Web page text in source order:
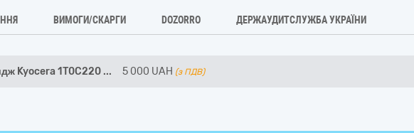
ВИМОГИ/СКАРГИ DOZORRO ДЕРЖАУДИТСЛУЖБА УКРАЇНИ
Kyocera 1T0C220 ... 5 000 UAH (з ПДВ)